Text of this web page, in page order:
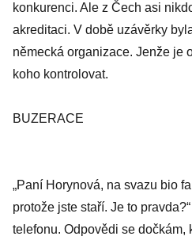
konkurenci. Ale z Čech asi
akreditaci. V době uzávěrky
německá organizace. Jenže je
koho kontrolovat.
BUZERACE
„Paní Horynová, na svazu bio
protože jste staří. Je to
telefonu. Odpovědi se dočkám,